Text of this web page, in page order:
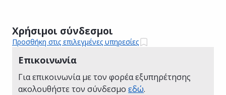
Χρήσιμοι σύνδεσμοι
Προσθήκη στις επιλεγμένες υπηρεσίες
Επικοινωνία
Για επικοινωνία με τον φορέα εξυπηρέτησης
ακολουθήστε τον σύνδεσμο εδώ.